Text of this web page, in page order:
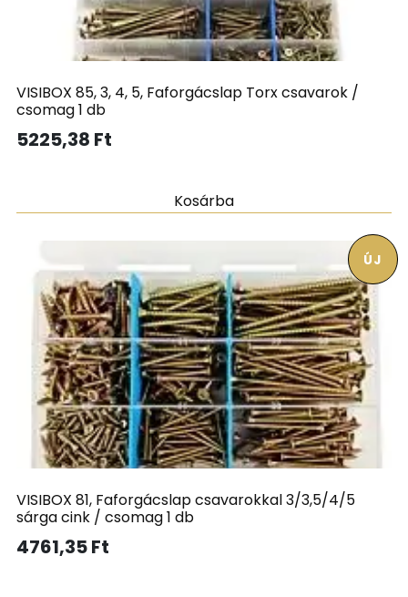
VISIBOX 85, 3, 4, 5, Faforgácslap Torx csavarok /
csomag 1 db
5225,38 Ft
Kosárba
VISIBOX 81, Faforgácslap csavarokkal 3/3,5/4/5
sárga cink / csomag 1 db
4761,35Ft
ÚJ